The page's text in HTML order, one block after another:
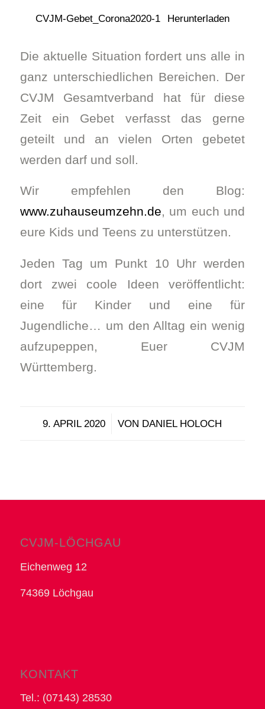
CVJM-Gebet_Corona2020-1 Herunterladen
Die aktuelle Situation fordert uns alle in
ganz unterschiedlichen Bereichen. Der
CVJM Gesamtverband hat für diese
Zeit ein Gebet verfasst das gerne
geteilt und an vielen Orten gebetet
werden darf und soll.
Wir empfehlen den Blog:
www.zuhauseumzehn.de, um euch und
eure Kids und Teens zu unterstützen.
Jeden Tag um Punkt 10 Uhr werden
dort zwei coole Ideen veröffentlicht:
eine für Kinder und eine für
Jugendliche… um den Alltag ein wenig
aufzupeppen, Euer CVJM
Württemberg.
9. APRIL 2020
/ VON DANIEL HOLOCH
CVJM-LÖCHGAU
Eichenweg 12
74369 Löchgau
KONTAKT
Tel.: (07143) 28530